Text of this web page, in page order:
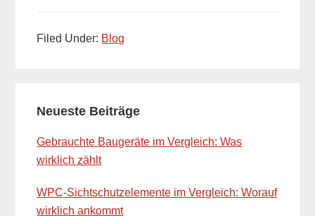
Filed Under: Blog
Sidebar
Neueste Beiträge
Gebrauchte Baugeräte im Vergleich: Was
wirklich zählt
WPC-Sichtschutzelemente im Vergleich: Worauf
wirklich ankommt